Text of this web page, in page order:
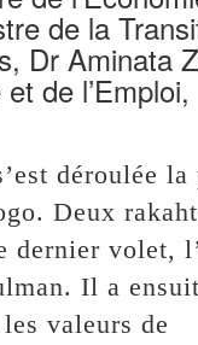
de la
Dr Aminata
de l’Emploi,
déroulée la
Deux
dernier volet,
Il a
valeurs de